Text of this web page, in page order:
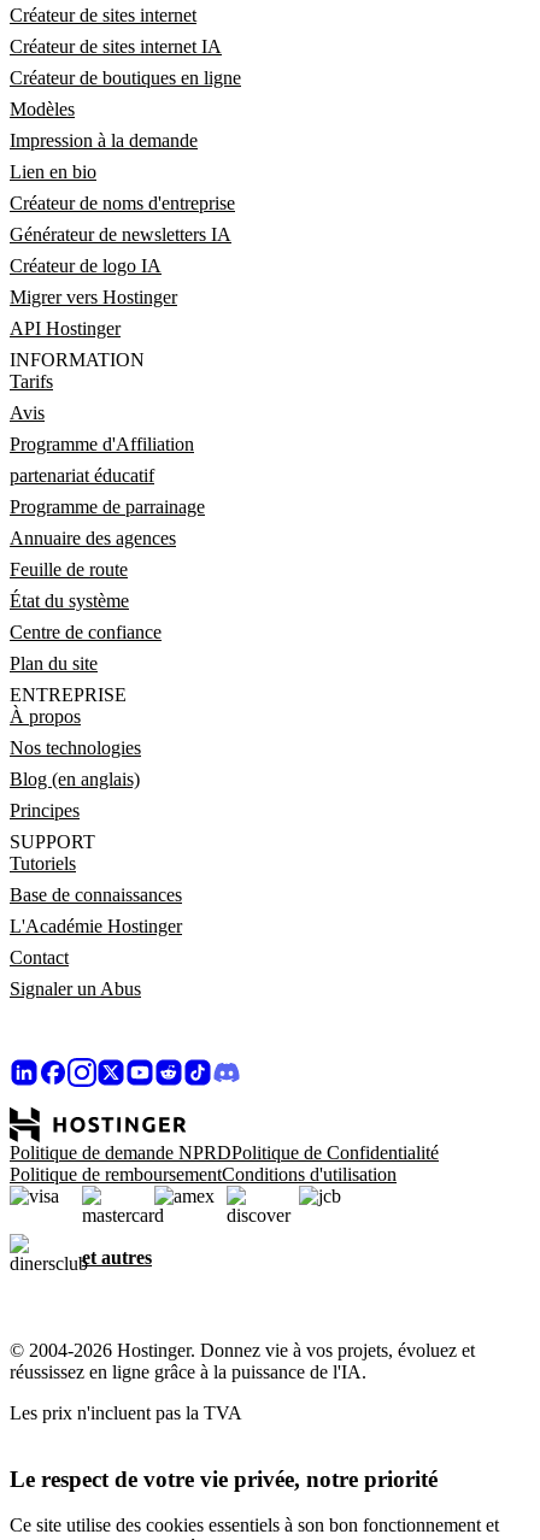
Créateur de sites internet
Créateur de sites internet IA
Créateur de boutiques en ligne
Modèles
Impression à la demande
Lien en bio
Créateur de noms d'entreprise
Générateur de newsletters IA
Créateur de logo IA
Migrer vers Hostinger
API Hostinger
INFORMATION
Tarifs
Avis
Programme d'Affiliation
partenariat éducatif
Programme de parrainage
Annuaire des agences
Feuille de route
État du système
Centre de confiance
Plan du site
ENTREPRISE
À propos
Nos technologies
Blog (en anglais)
Principes
SUPPORT
Tutoriels
Base de connaissances
L'Académie Hostinger
Contact
Signaler un Abus
Politique de demande NPRDPolitique de Confidentialité
Politique de remboursementConditions d'utilisation
et autres
© 2004-2026 Hostinger. Donnez vie à vos projets, évoluez et
réussissez en ligne grâce à la puissance de l'IA.
Les prix n'incluent pas la TVA
Le respect de votre vie privée, notre priorité
Ce site utilise des cookies essentiels à son bon fonctionnement et